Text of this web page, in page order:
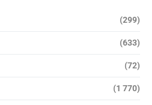
(299)
(633)
(72)
(1 770)